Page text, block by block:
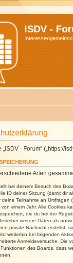
ISDV -
- Forum“ („https://
Arten
bei deinem Besuch des
ID deiner Sitzung (damit dir
Teilnahme an
einem Jahr. Alle Cookies
die du bei der
weitere Daten als
private Nachricht erstellst,
weiterhin bei folgenden
Anmeldeversuche. Die
des Boards, dass